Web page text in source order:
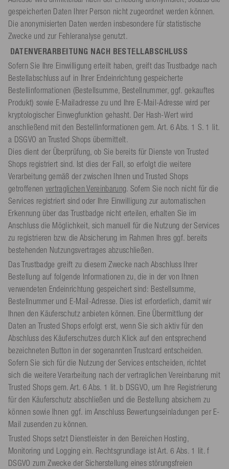
gespeicherten Daten Ihrer Person nicht zugeordnet werden können.
Die anonymisierten Daten werden insbesondere für statistische
Zwecke und zur Fehleranalyse genutzt.
DATENVERARBEITUNG NACH BESTELLABSCHLUSS
Sofern Sie Ihre Einwilligung erteilt haben, greift das Trustbadge nach
Bestellabschluss auf in Ihrer Endeinrichtung gespeicherte
Bestellinformationen (Bestellsumme, Bestellnummer, ggf. gekauftes
Produkt) sowie E-Mailadresse zu und Ihre E-Mail-Adresse wird per
kryptologischer Einwegfunktion gehasht. Der Hash-Wert wird
anschließend mit den Bestellinformationen gem. Art. 6 Abs. 1 S. 1 lit.
a DSGVO an Trusted Shops übermittelt.
Dies dient der Überprüfung, ob Sie bereits für Dienste von Trusted
Shops registriert sind. Ist dies der Fall, so erfolgt die weitere
Verarbeitung gemäß der zwischen Ihnen und Trusted Shops
getroffenen vertraglichen Vereinbarung. Sofern Sie noch nicht für die
Services registriert sind oder Ihre Einwilligung zur automatischen
Erkennung über das Trustbadge nicht erteilen, erhalten Sie im
Anschluss die Möglichkeit, sich manuell für die Nutzung der Services
zu registrieren bzw. die Absicherung im Rahmen Ihres ggf. bereits
bestehenden Nutzungsvertrages abzuschließen.
Das Trustbadge greift zu diesem Zwecke nach Abschluss Ihrer
Bestellung auf folgende Informationen zu, die in der von Ihnen
verwendeten Endeinrichtung gespeichert sind: Bestellsumme,
Bestellnummer und E-Mail-Adresse. Dies ist erforderlich, damit wir
Ihnen den Käuferschutz anbieten können. Eine Übermittlung der
Daten an Trusted Shops erfolgt erst, wenn Sie sich aktiv für den
Abschluss des Käuferschutzes durch Klick auf den entsprechend
bezeichneten Button in der sogenannten Trustcard entscheiden.
Sofern Sie sich für die Nutzung der Services entscheiden, richtet
sich die weitere Verarbeitung nach der vertraglichen Vereinbarung mit
Trusted Shops gem. Art. 6 Abs. 1 lit. b DSGVO, um Ihre Registrierung
für den Käuferschutz abschließen und die Bestellung absichern zu
können sowie Ihnen ggf. im Anschluss Bewertungseinladungen per E-
Mail zusenden zu können.
Trusted Shops setzt Dienstleister in den Bereichen Hosting,
Monitoring und Logging ein. Rechtsgrundlage ist Art. 6 Abs. 1 lit. f
DSGVO zum Zwecke der Sicherstellung eines störungsfreien